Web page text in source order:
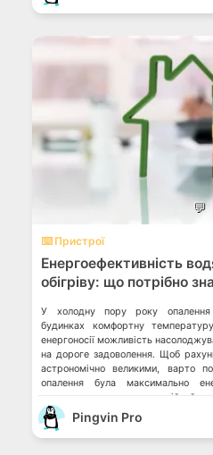
💬
⌨️ Пристрої
Енергоефективність
обігріву: що потрібно
У холодну пору року опалення
будинках комфортну
енергоносії можливість
на дороге задоволення. Щоб
астрономічно великими, варто
опалення була максимально
системи входить циркуляційний
технічні характеристики […]
Pingvin Pro